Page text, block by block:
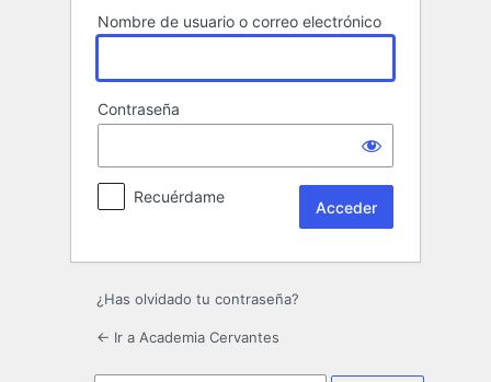
Nombre de usuario o correo electrónico
Contraseña
Recuérdame
¿Has olvidado tu contraseña?
← Ir a Academia Cervantes